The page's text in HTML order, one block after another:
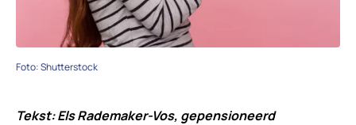
Foto: Shutterstock
Tekst: Els Rademaker-Vos, gepensioneerd